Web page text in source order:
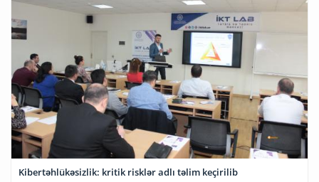
Kibertəhlükəsizlik: kritik risklər adlı təlim keçirilib